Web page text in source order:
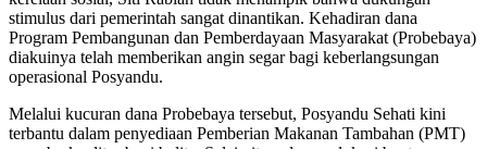
stimulus dari pemerintah sangat dinantikan. Kehadiran dana
Program Pembangunan dan Pemberdayaan Masyarakat (Probebaya)
diakuinya telah memberikan angin segar bagi keberlangsungan
operasional Posyandu.
Melalui kucuran dana Probebaya tersebut, Posyandu Sehati kini
terbantu dalam penyediaan Pemberian Makanan Tambahan (PMT)